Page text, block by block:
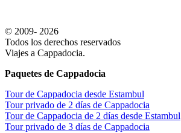
© 2009- 2026
Todos los derechos reservados
Viajes a Cappadocia.
Paquetes de Cappadocia
Tour de Cappadocia desde Estambul
Tour privado de 2 días de Cappadocia
Tour de Cappadocia de 2 días desde Estambul
Tour privado de 3 días de Cappadocia